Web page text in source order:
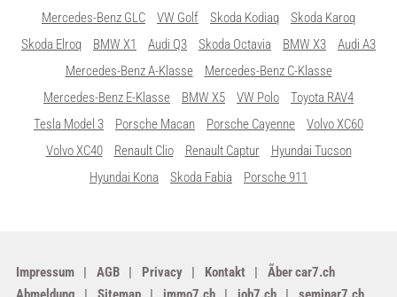
Mercedes-Benz GLC
VW Golf Skoda Kodiaq
Skoda Karoq
Skoda Elroq
BMW X1 Audi Q3 Skoda Octavia BMW X3
Audi A3
Mercedes-Benz A-Klasse
Mercedes-Benz C-Klasse
Mercedes-Benz E-Klasse
BMW X5 VW Polo
Toyota RAV4
Tesla Model 3
Porsche Macan Porsche Cayenne
Volvo XC60
Volvo XC40
Renault Clio Renault Captur
Hyundai Tucson
Hyundai Kona
Skoda Fabia Porsche 911
Impressum AGB Privacy Kontakt
Ãber car7.ch